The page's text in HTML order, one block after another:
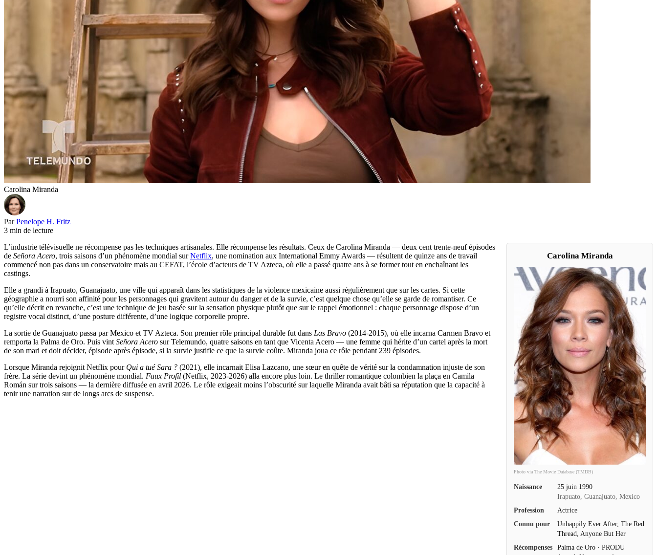
Carolina Miranda
Par Penelope H. Fritz
3 min de lecture
Carolina Miranda
Photo via The Movie Database (TMDB)
Naissance
25 juin 1990
Irapuato, Guanajuato, Mexico
Profession
Actrice
Connu pour
Unhappily Ever After, The Red
Thread, Anyone But Her
Récompenses
Palma de Oro · PRODU
L’industrie télévisuelle ne récompense pas les techniques artisanales. Elle récompense les résultats. Ceux de Carolina Miranda — deux cent trente-neuf épisodes
de Señora Acero, trois saisons d’un phénomène mondial surNetflix, une nomination aux International Emmy Awards — résultent de quinze ans de travail
commencé non pas dans un conservatoire mais au CEFAT, l’école d’acteurs de TV Azteca, où elle a passé quatre ans à se former tout en enchaînant les
castings.
Elle a grandi à Irapuato, Guanajuato, une ville qui apparaît dans les statistiques de la violence mexicaine aussi régulièrement que sur les cartes. Si cette
géographie a nourri son affinité pour les personnages qui gravitent autour du danger et de la survie, c’est quelque chose qu’elle se garde de romantiser. Ce
qu’elle décrit en revanche, c’est une technique de jeu basée sur la sensation physique plutôt que sur le rappel émotionnel : chaque personnage dispose d’un
registre vocal distinct, d’une posture différente, d’une logique corporelle propre.
La sortie de Guanajuato passa par Mexico et TV Azteca. Son premier rôle principal durable fut dans Las Bravo (2014-2015), où elle incarna Carmen Bravo et
remporta la Palma de Oro. Puis vint Señora Acero sur Telemundo, quatre saisons en tant que Vicenta Acero — une femme qui hérite d’un cartel après la mort
de son mari et doit décider, épisode après épisode, si la survie justifie ce que la survie coûte. Miranda joua ce rôle pendant 239 épisodes.
Lorsque Miranda rejoignit Netflix pour Qui a tué Sara ? (2021), elle incarnait Elisa Lazcano, une sœur en quête de vérité sur la condamnation injuste de son
frère. La série devint un phénomène mondial. Faux Profil (Netflix, 2023-2026) alla encore plus loin. Le thriller romantique colombien la plaça en Camila
Román sur trois saisons — la dernière diffusée en avril 2026. Le rôle exigeait moins l’obscurité sur laquelle Miranda avait bâti sa réputation que la capacité à
tenir une narration sur de longs arcs de suspense.